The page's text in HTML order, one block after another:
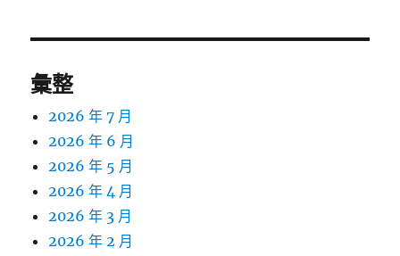
彙整
2026 年 7 月
2026 年 6 月
2026 年 5 月
2026 年 4 月
2026 年 3 月
2026 年 2 月